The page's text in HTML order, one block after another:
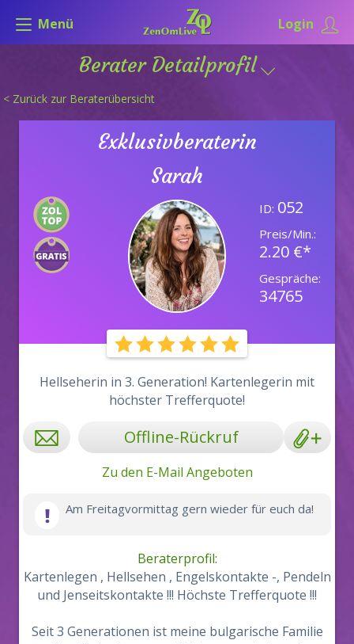
Menü Login
Berater Detailprofil
< Zurück zur Beraterübersicht
Exklusivberaterin
Sarah
ID: 052
Preis/Min.:
2.20 €*
Gespräche:
34765
Hellseherin in 3. Generation! Kartenlegerin mit
höchster Trefferquote!
Offline-Rückruf
Zu den E-Mail Angeboten
Am Freitagvormittag gern wieder für euch da!
Beraterprofil:
Kartenlegen , Hellsehen , Engelskontakte -, Pendeln
und Jenseitskontakte !!! Höchste Trefferquote !!!
Seit 3 Generationen ist meine bulgarische Familie